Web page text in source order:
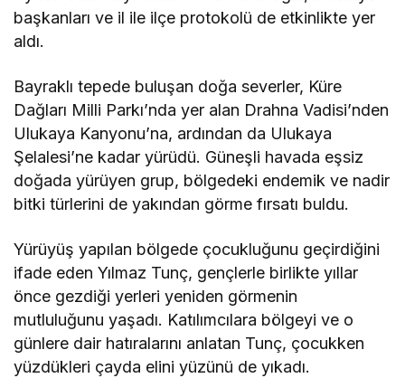
başkanları ve il ile ilçe protokolü de etkinlikte yer
aldı.
Bayraklı tepede buluşan doğa severler, Küre
Dağları Milli Parkı’nda yer alan Drahna Vadisi’nden
Ulukaya Kanyonu’na, ardından da Ulukaya
Şelalesi’ne kadar yürüdü. Güneşli havada eşsiz
doğada yürüyen grup, bölgedeki endemik ve nadir
bitki türlerini de yakından görme fırsatı buldu.
Yürüyüş yapılan bölgede çocukluğunu geçirdiğini
ifade eden Yılmaz Tunç, gençlerle birlikte yıllar
önce gezdiği yerleri yeniden görmenin
mutluluğunu yaşadı. Katılımcılara bölgeyi ve o
günlere dair hatıralarını anlatan Tunç, çocukken
yüzdükleri çayda elini yüzünü de yıkadı.